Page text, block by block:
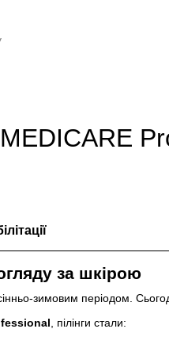
MEDICARE
за шкірою
зимовим періодом.
, пілінги стали: